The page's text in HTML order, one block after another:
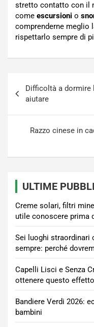
stretto contatto con il
come escursioni o
comprenderne meglio
rispettarlo sempre di
articoli
Difficoltà a dormire
aiutare
Razzo cinese in
ULTIME
Creme solari, filtri
utile conoscere prima
Sei luoghi straordinari
sempre: perché
Capelli Lisci e Senza
ottenere questo effetto
Bandiere Verdi 2026:
bambini